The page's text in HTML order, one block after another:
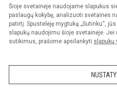
Šioje svetainėje naudojame slapukus
paslaugų kokybę, analizuoti svetainės
patirtį. Spustelėję mygtuką „Sutinku“,
slapukų naudojimu šioje svetainėje.
sutikimus, prašome apsilankyti slapukų
Juridinių asmenų registre
Įstaigos kodas 190108418
El. pristatymo dėžutės adresas
Kopijuoti turinį be raštiško
Prieinamumo paraiška